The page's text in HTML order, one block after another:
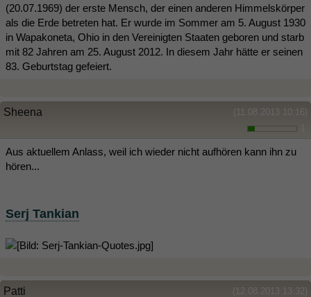
(20.07.1969) der erste Mensch, der einen anderen Himmelskörper
als die Erde betreten hat. Er wurde im Sommer am 5. August 1930
in Wapakoneta, Ohio in den Vereinigten Staaten geboren und starb
mit 82 Jahren am 25. August 2012. In diesem Jahr hätte er seinen
83. Geburtstag gefeiert.
(11.08.2013 10:16)
Sheena
Aus aktuellem Anlass, weil ich wieder nicht aufhören kann ihn zu
hören...
Serj Tankian
(12.08.2013 13:32)
Patti